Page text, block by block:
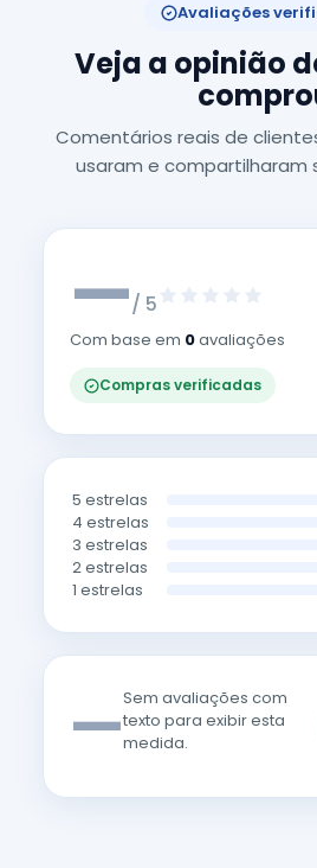
Avaliações
Veja a opinião
Comentários reais de
usaram e compartilharam
—/ 5
Com base em 0avaliações
Compras verificadas
5 estrelas
4 estrelas
3 estrelas
2 estrelas
1 estrelas
—Sem avaliações com
texto para exibir esta
medida.